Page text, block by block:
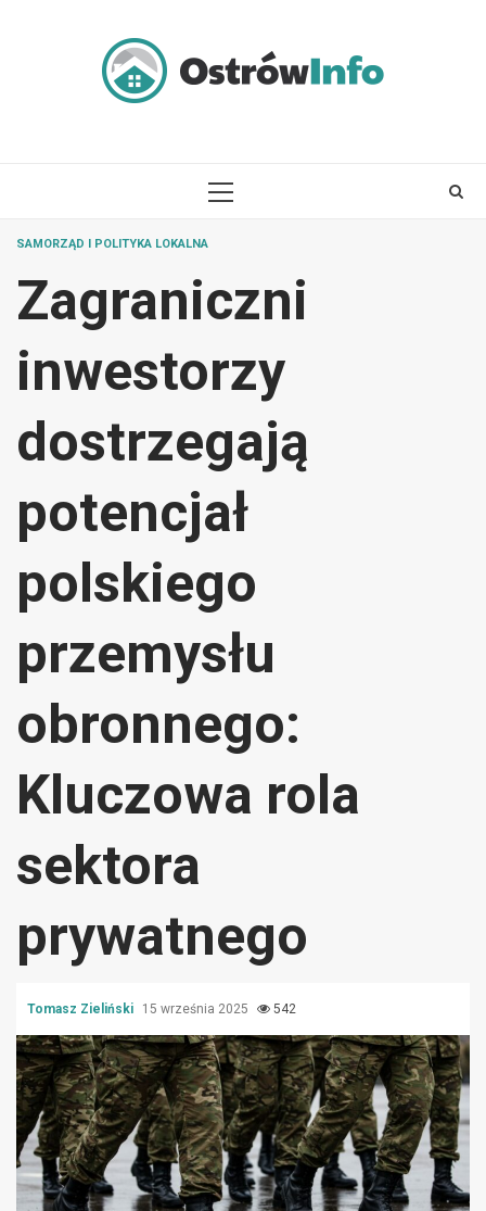
PRIMARY
SAMORZĄD I POLITYKA LOKALNA
Zagraniczni
inwestorzy
dostrzegają
potencjał
polskiego
przemysłu
obronnego:
Kluczowa rola
sektora
prywatnego
Tomasz Zieliński 15 września 2025 542